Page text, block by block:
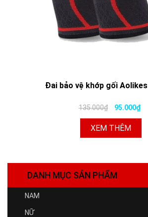
Đai bảo vệ khớp gối
135.000₫ 95.000₫
XEM THÊM
DANH MỤC SẢN PHẨM
NAM
NỮ